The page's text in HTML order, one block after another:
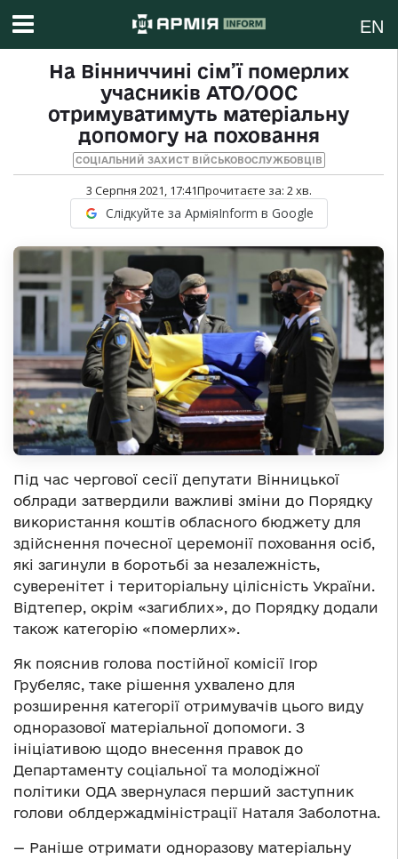
EN
На Вінниччині сім’ї померлих
учасників АТО/ООС
отримуватимуть матеріальну
допомогу на поховання
СОЦІАЛЬНИЙ ЗАХИСТ ВІЙСЬКОВОСЛУЖБОВЦІВ
3 Серпня 2021, 17:41Прочитаєте за: 2хв.
Слідкуйте за АрміяInform в Google
Під час чергової сесії депутати Вінницької
облради затвердили важливі зміни до Порядку
використання коштів обласного бюджету для
здійснення почесної церемонії поховання осіб,
які загинули в боротьбі за незалежність,
суверенітет і територіальну цілісність України.
Відтепер, окрім «загиблих», до Порядку додали
також категорію «померлих».
Як пояснив голова постійної комісії Ігор
Грубеляс, таке рішення ухвалено для
розширення категорії отримувачів цього виду
одноразової матеріальної допомоги. З
ініціативою щодо внесення правок до
Департаменту соціальної та молодіжної
політики ОДА звернулася перший заступник
голови облдержадміністрації Наталя Заболотна.
— Раніше отримати одноразову матеріальну